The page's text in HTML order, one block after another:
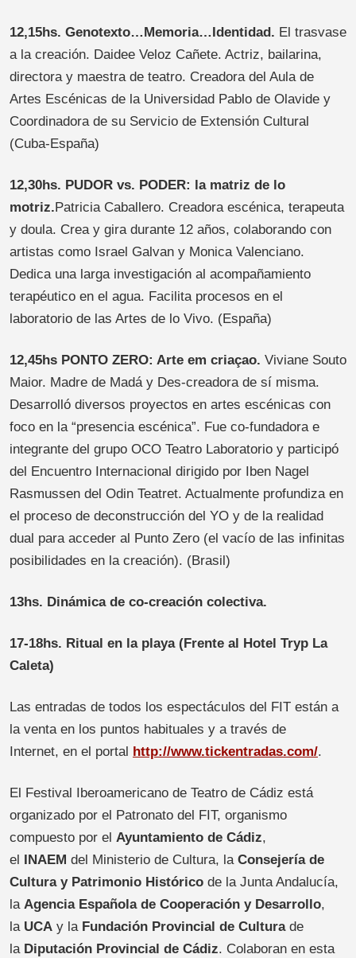
12,15hs. Genotexto…Memoria…Identidad. El trasvase
a la creación. Daidee Veloz Cañete. Actriz, bailarina,
directora y maestra de teatro. Creadora del Aula de
Artes Escénicas de la Universidad Pablo de Olavide y
Coordinadora de su Servicio de Extensión Cultural
(Cuba-España)
12,30hs. PUDOR vs. PODER: la matriz de lo
motriz.Patricia Caballero. Creadora escénica, terapeuta
y doula. Crea y gira durante 12 años, colaborando con
artistas como Israel Galvan y Monica Valenciano.
Dedica una larga investigación al acompañamiento
terapéutico en el agua. Facilita procesos en el
laboratorio de las Artes de lo Vivo. (España)
12,45hs PONTO ZERO: Arte em criaçao. Viviane Souto
Maior. Madre de Madá y Des-creadora de sí misma.
Desarrolló diversos proyectos en artes escénicas con
foco en la “presencia escénica”. Fue co-fundadora e
integrante del grupo OCO Teatro Laboratorio y participó
del Encuentro Internacional dirigido por Iben Nagel
Rasmussen del Odin Teatret. Actualmente profundiza en
el proceso de deconstrucción del YO y de la realidad
dual para acceder al Punto Zero (el vacío de las infinitas
posibilidades en la creación). (Brasil)
13hs. Dinámica de co-creación colectiva.
17-18hs. Ritual en la playa (Frente al Hotel Tryp La
Caleta)
Las entradas de todos los espectáculos del FIT están a
la venta en los puntos habituales y a través de
Internet, en el portal http://www.tickentradas.com/.
El Festival Iberoamericano de Teatro de Cádiz está
organizado por el Patronato del FIT, organismo
compuesto por el Ayuntamiento de Cádiz,
el INAEM del Ministerio de Cultura, la Consejería de
Culturay Patrimonio Histórico de la Junta Andalucía,
la Agencia Española de Cooperación y Desarrollo,
la UCA y la Fundación Provincial de Culturade
la Diputación Provincial de Cádiz. Colaboran en esta